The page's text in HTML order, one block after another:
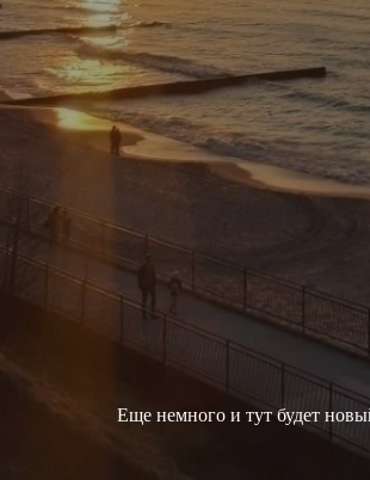
Еще немного и тут будет